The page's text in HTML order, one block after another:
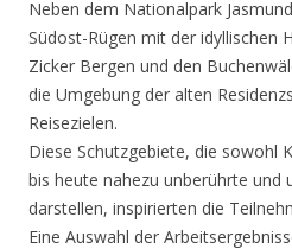
Neben dem Nationalpark
Südost-Rügen mit der idyllischen
Zicker Bergen und den
die Umgebung der alten
Reisezielen.
Diese Schutzgebiete, die sowohl
bis heute nahezu unberührte und
darstellen, inspirierten die
Eine Auswahl der